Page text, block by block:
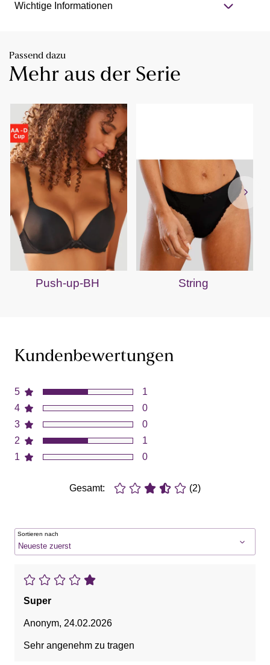
Wichtige Informationen
Passend dazu
Mehr aus der Serie
Push-up-BH String
Kundenbewertungen
5
4
3
2
1
1
0
0
1
0
Gesamt: (2)
Sortieren nach
Super
Anonym, 24.02.2026
Sehr angenehm zu tragen